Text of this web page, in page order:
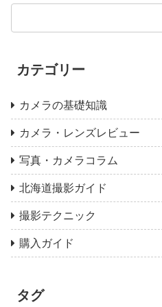
カテゴリー
カメラの基礎知識
カメラ・レンズレビュー
写真・カメラコラム
北海道撮影ガイド
撮影テクニック
購入ガイド
タグ